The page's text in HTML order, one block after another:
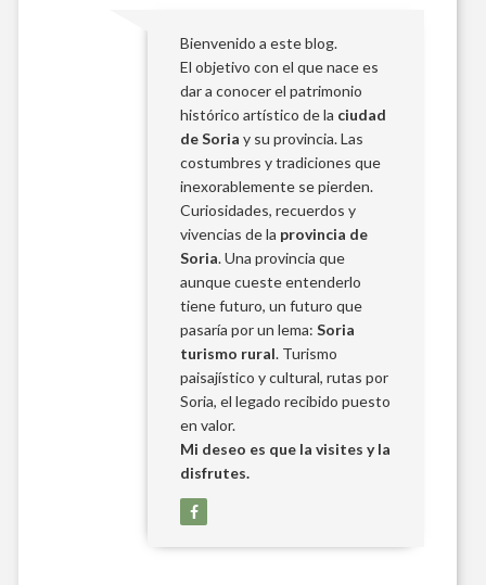
Bienvenido a este blog.
El objetivo con el que nace es
dar a conocer el patrimonio
histórico artístico de la ciudad
de Soria y su provincia. Las
costumbres y tradiciones que
inexorablemente se pierden.
Curiosidades, recuerdos y
vivencias de la provincia de
Soria. Una provincia que
aunque cueste entenderlo
tiene futuro, un futuro que
pasaría por un lema:Soria
turismo rural. Turismo
paisajístico y cultural, rutas por
Soria, el legado recibido puesto
en valor.
Mi deseo es que la visites y la
disfrutes.